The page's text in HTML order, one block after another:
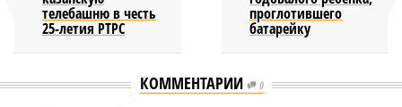
телебашню в честь
25-летия РТРС
проглотившего
батарейку
КОММЕНТАРИИ 0